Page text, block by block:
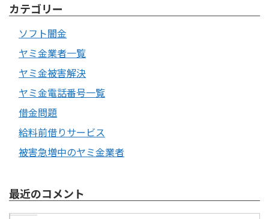
カテゴリー
ソフト闇金
ヤミ金業者一覧
ヤミ金被害解決
ヤミ金電話番号一覧
借金問題
給料前借りサービス
被害急増中のヤミ金業者
最近のコメント